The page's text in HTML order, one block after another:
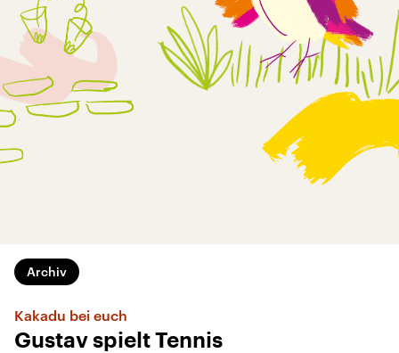
Archiv
Kakadu bei euch
Gustav spielt Tennis